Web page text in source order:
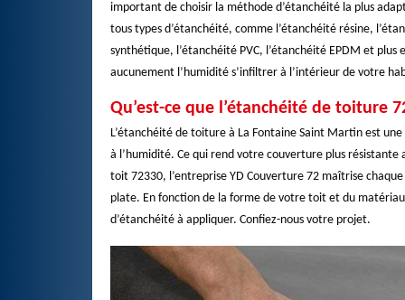
important de choisir la méthode d’étanchéité la plus
tous types d’étanchéité, comme l’étanchéité résine,
synthétique, l’étanchéité PVC, l’étanchéité EPDM et
aucunement l’humidité s’infiltrer à l’intérieur de votre
Qu’est-ce que l’étanchéité de toiture
L’étanchéité de toiture à La Fontaine Saint Martin est
à l’humidité. Ce qui rend votre couverture plus
toit 72330, l’entreprise YD Couverture 72 maîtrise
plate. En fonction de la forme de votre toit et du
d’étanchéité à appliquer. Confiez-nous votre projet.